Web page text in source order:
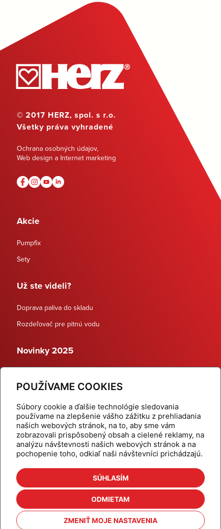
POUŽÍVAME COOKIES
Súbory cookie a ďalšie technológie sledovania
používame na zlepšenie vášho zážitku z prehliadania
našich webových stránok, na to, aby sme vám
zobrazovali prispôsobený obsah a cielené reklamy, na
analýzu návštevnosti našich webových stránok a na
pochopenie toho, odkiaľ naši návštevníci prichádzajú.
SÚHLASÍM
ODMIETAM
ZMENIŤ MOJE NASTAVENIA
© 2017 HERZ, spol. s r.o.
Všetky práva vyhradené
Ochrana osobných údajov,
Web design a Internet marketing
Akcie
Pumpfix
Sety
Už ste videli?
Doprava paliva do skladu
Rozdeľovač pre pitnú vodu
Novinky 2025
Dynamické termostatické ventily
Domov
Produkty
Aktuality
Odber šikovné tipy
Kalkulačky
Cenníky
Na stiahnutie
Referencie
Kontakt